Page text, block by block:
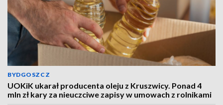
BYDGOSZCZ
UOKiK ukarał producenta oleju z Kruszwicy. Ponad 4
mln zł kary za nieuczciwe zapisy w umowach z rolnikami